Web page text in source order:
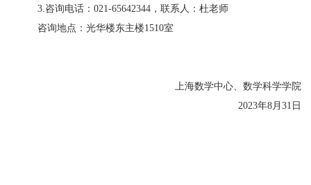
3.咨询电话：021-65642344，联系人：杜老师
咨询地点：光华楼东主楼1510室
上海数学中心、数学科学学院
2023年8月31 日